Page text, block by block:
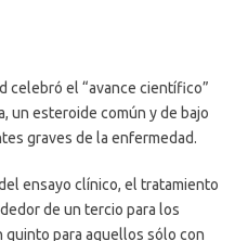
celebró el “avance científico”
un esteroide común y de bajo
graves de la enfermedad.
ensayo clínico, el tratamiento
de un tercio para los
quinto para aquellos sólo con